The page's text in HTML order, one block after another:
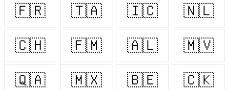
🇫🇷 🇹🇦 🇮🇨 🇳🇱
🇨🇭 🇫🇲 🇦🇱 🇲🇻
🇶🇦 🇲🇽 🇧🇪 🇨🇰